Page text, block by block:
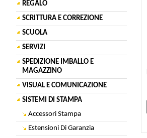
REGALO
SCRITTURA E CORREZIONE
SCUOLA
SERVIZI
SPEDIZIONE IMBALLO E
MAGAZZINO
VISUAL E COMUNICAZIONE
SISTEMI DI STAMPA
Accessori Stampa
Estensioni Di Garanzia